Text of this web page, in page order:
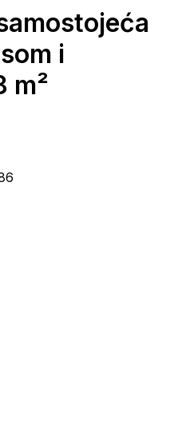
i
m²